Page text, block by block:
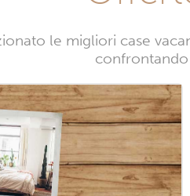
le migliori case
confrontando